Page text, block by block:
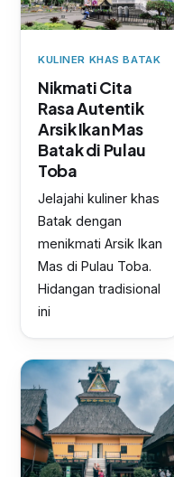
KULINER KHAS BATAK
Nikmati Cita
Rasa Autentik
Arsik Ikan Mas
Batak di Pulau
Toba
Jelajahi kuliner khas
Batak dengan
menikmati Arsik Ikan
Mas di Pulau Toba.
Hidangan tradisional
ini